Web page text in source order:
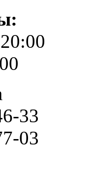
33
03